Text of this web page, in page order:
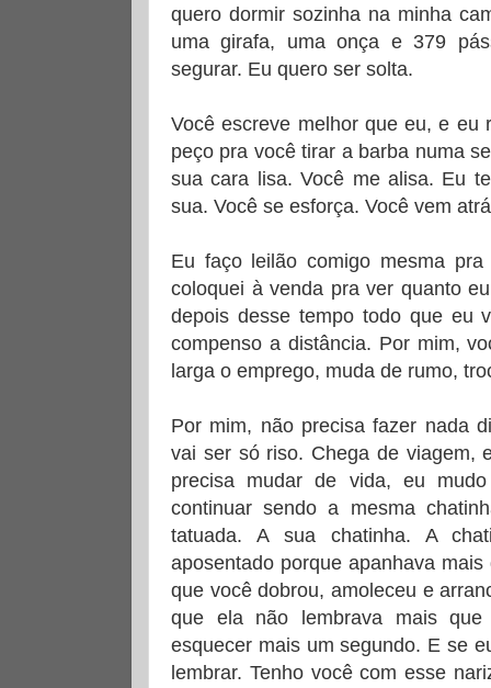
quero dormir sozinha na minha
uma girafa, uma onça e 379
segurar. Eu quero ser solta.
Você escreve melhor que eu, e eu
peço pra você tirar a barba numa
sua cara lisa. Você me alisa. Eu
sua. Você se esforça. Você vem
Eu faço leilão comigo mesma
coloquei à venda pra ver quanto
depois desse tempo todo que eu
compenso a distância. Por mim,
larga o emprego, muda de rumo,
Por mim, não precisa fazer nada
vai ser só riso. Chega de viagem,
precisa mudar de vida, eu
continuar sendo a mesma
tatuada. A sua chatinha. A
aposentado porque apanhava
que você dobrou, amoleceu e
que ela não lembrava mais
esquecer mais um segundo. E se
lembrar. Tenho você com esse